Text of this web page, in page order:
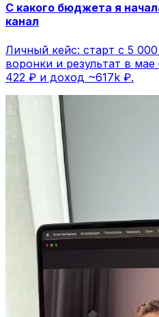
С какого бюджета я
канал
Личный кейс: старт с 5
воронки и результат в
422 ₽ и доход ~617k ₽.